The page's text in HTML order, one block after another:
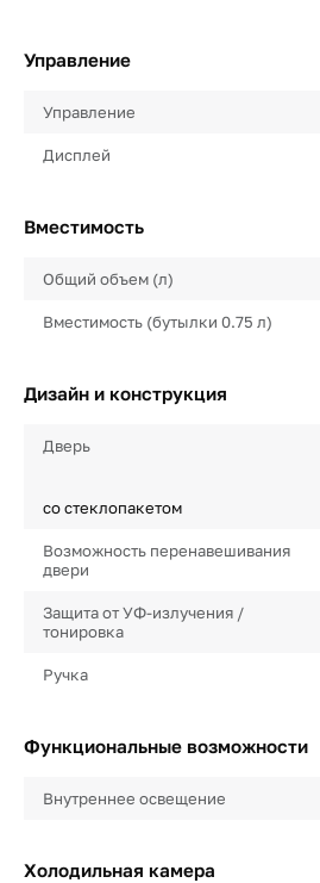
Управление
Управление
Дисплей
Вместимость
Общий объем (л)
Вместимость (бутылки 0.75 л)
Дизайн и конструкция
Дверь
со стеклопакетом
Возможность перенавешивания
двери
Защита от УФ-излучения /
тонировка
Ручка
Функциональные возможности
Внутреннее освещение
Холодильная камера